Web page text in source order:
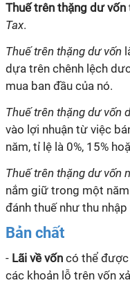
Thuế trên thặng dư vốn
Tax.
Thuế trên thặng dư vốn
dựa trên chênh lệch
mua ban đầu của nó.
Thuế trên thặng dư vốn
vào lợi nhuận từ việc
năm, tỉ lệ là 0%, 15%
Thuế trên thặng dư vốn
nắm giữ trong một
đánh thuế như thu
Bản chất
- Lãi về vốn có thể
các khoản lỗ trên vốn